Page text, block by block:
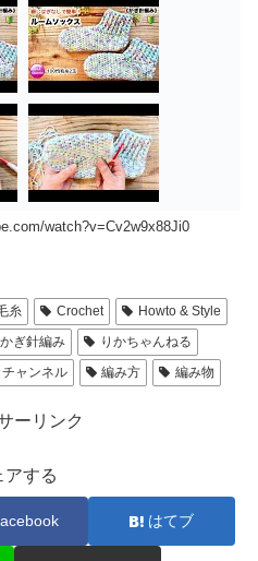
watch?v=Cv2w9x88Ji0
糸 Crochet
Howto & Style
かぎ針編み
りかちゃんねる
チャンネル 編み方 編み物
ーリンク
アする
はてブ